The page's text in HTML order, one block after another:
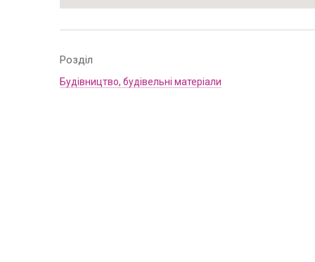
Розділ
Будівництво, будівельні матеріали